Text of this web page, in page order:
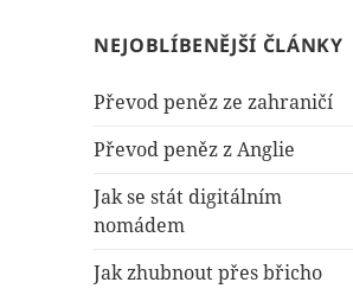
NEJOBLÍBENĚJŠÍ ČLÁNKY
Převod peněz ze zahraničí
Převod peněz z Anglie
Jak se stát digitálním
nomádem
Jak zhubnout přes břicho